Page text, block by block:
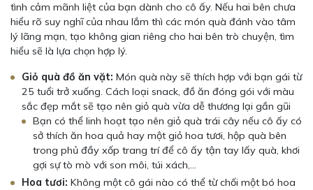
tình cảm mãnh liệt của bạn dành cho cô ấy. Nếu hai bên chưa
hiểu rõ suy nghĩ của nhau lắm thì các món quà đánh vào tâm
lý lãng mạn, tạo không gian riêng cho hai bên trò chuyện, tìm
hiểu sẽ là lựa chọn hợp lý.
Giỏ quà đồ ăn vặt: Món quà này sẽ thích hợp với bạn gái từ
25 tuổi trở xuống. Cách loại snack, đồ ăn đóng gói với màu
sắc đẹp mắt sẽ tạo nên giỏ quà vừa dễ thương lại gần gũi
Bạn có thể linh hoạt tạo nên giỏ quà trái cây nếu cô ấy có
sở thích ăn hoa quả hay một giỏ hoa tươi, hộp quà bên
trong phủ đầy xốp trang trí để cô ấy tận tay lấy quà, khơi
gợi sự tò mò với son môi, túi xách,…
Hoa tươi: Không một cô gái nào có thể từ chối một bó hoa